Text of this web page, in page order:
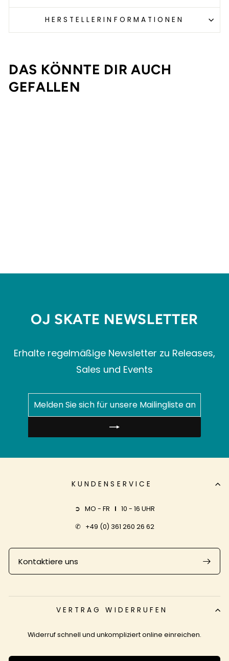
HERSTELLERINFORMATIONEN
DAS KÖNNTE DIR AUCH
GEFALLEN
OJ SKATE NEWSLETTER
Erhalte regelmäßige Newsletter zu Releases,
Sales und Events
SIE
SICH
FÜR
UNSERE
AN
KUNDENSERVICE
➲ MO - FR I 10 - 16 UHR
✆ +49 (0) 361 260 26 62
Kontaktiere uns
VERTRAG WIDERRUFEN
Widerruf schnell und unkompliziert online einreichen.